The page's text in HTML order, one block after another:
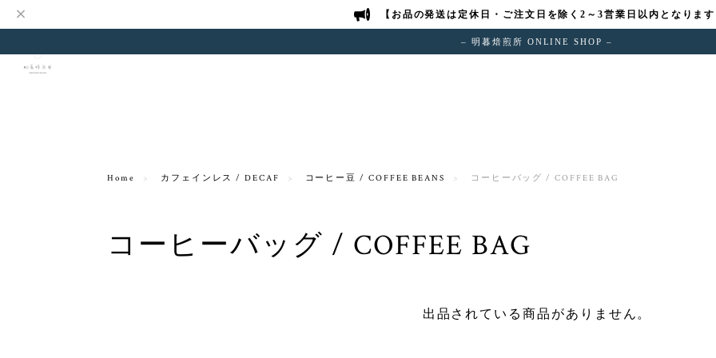
【お品の発送は定休日・ご注文日を除く2～3営業日以内となりま
– 明暮焙煎所 ONLINE SHOP –
Home カフェインレス / DECAF コーヒー豆 / COFFEE BEANS コーヒーバッグ / COFFEE BAG
コーヒーバッグ / COFFEE BAG
出品されている商品がありません。